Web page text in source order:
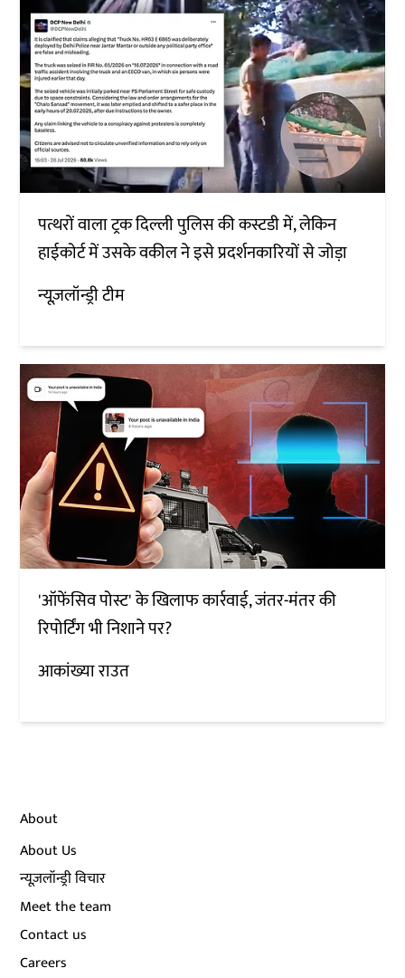
पत्थरों वाला ट्रक दिल्ली पुलिस की कस्टडी में, लेकिन
हाईकोर्ट में उसके वकील ने इसे प्रदर्शनकारियों से जोड़ा
न्यूज़लॉन्ड्री टीम
'ऑफेंसिव पोस्ट' के खिलाफ कार्रवाई, जंतर-मंतर की
रिपोर्टिंग भी निशाने पर?
आकांख्या राउत
About
About Us
न्यूज़लॉन्ड्री विचार
Meet the team
Contact us
Careers